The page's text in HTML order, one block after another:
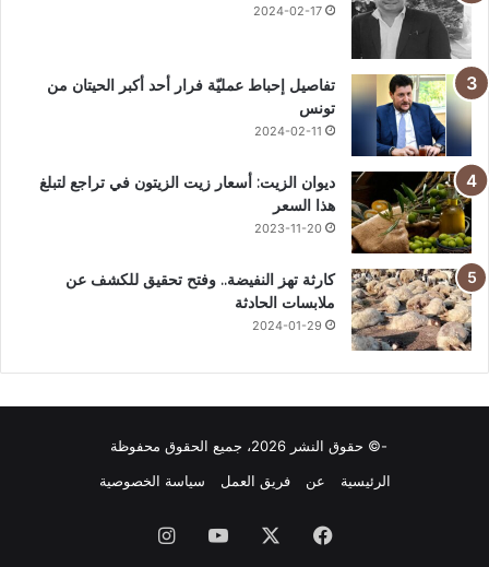
2024-02-17
تفاصيل إحباط عمليّة فرار أحد أكبر الحيتان من
تونس
2024-02-11
ديوان الزيت: أسعار زيت الزيتون في تراجع لتبلغ
هذا السعر
2023-11-20
كارثة تهز النفيضة.. وفتح تحقيق للكشف عن
ملابسات الحادثة
2024-01-29
-© حقوق النشر 2026، جميع الحقوق محفوظة
الرئيسية
عن فريق العمل سياسة الخصوصية
فيسبوك يوتيوبانستقرام